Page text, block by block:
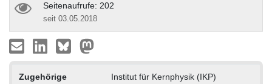
Seitenaufrufe: 202
seit 03.05.2018
Zugehörige
Institut für Kernphysik (IKP)